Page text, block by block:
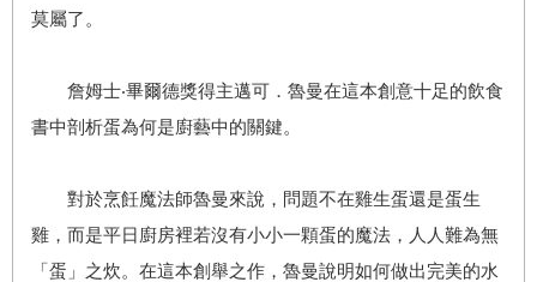
莫屬了。
詹姆士‧畢爾德獎得主邁可．魯曼在這本創意十足的飲食
書中剖析蛋為何是廚藝中的關鍵。
對於烹飪魔法師魯曼來說，問題不在雞生蛋還是蛋生
雞，而是平日廚房裡若沒有小小一顆蛋的魔法，人人難為無
「蛋」之炊。在這本創舉之作，魯曼說明如何做出完美的水